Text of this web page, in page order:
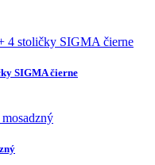
SIGMA čierne